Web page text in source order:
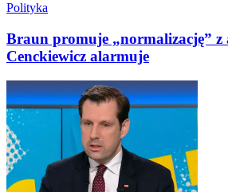
Polityka
Braun promuje „normalizację” z
Cenckiewicz alarmuje